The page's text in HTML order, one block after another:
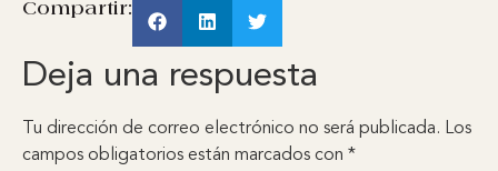
Compartir:
Deja una respuesta
Tu dirección de correo electrónico no será publicada. Los
campos obligatorios están marcados con *